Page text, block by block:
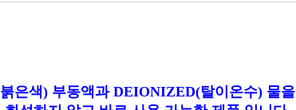
은색) 부동액과 DEIONIZED(탈이온수) 물을